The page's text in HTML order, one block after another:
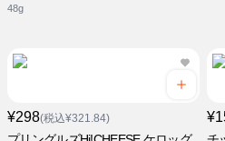
48g
¥298(税込¥321.84)